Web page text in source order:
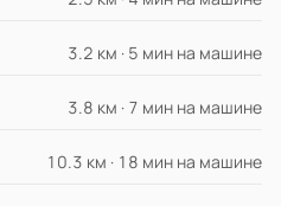
3.2 км · 5 мин на машине
3.8 км · 7 мин на машине
10.3 км · 18 мин на машине